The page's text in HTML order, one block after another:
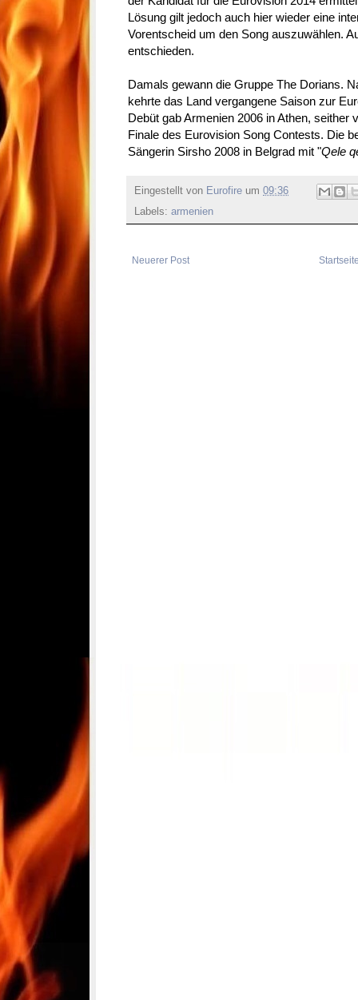
Lösung gilt jedoch auch hier wieder eine
Vorentscheid um den Song auszuwählen.
entschieden.
Damals gewann die Gruppe The Dorians.
kehrte das Land vergangene Saison zur
Debüt gab Armenien 2006 in Athen, seither
Finale des Eurovision Song Contests. Die
Sängerin Sirsho 2008 in Belgrad mit "Qele
Eingestellt von Eurofire um 09:36
Labels: armenien
Neuerer Post